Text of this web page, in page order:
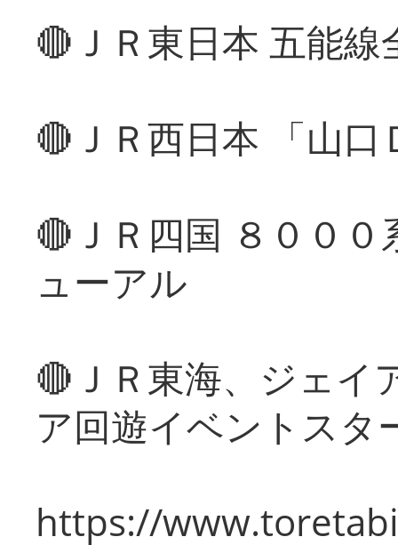
🔴ＪＲ東日本 五能
🔴ＪＲ西日本 「山
🔴ＪＲ四国 ８００
ューアル
🔴ＪＲ東海、ジェイ
ア回遊イベントスタ
https://